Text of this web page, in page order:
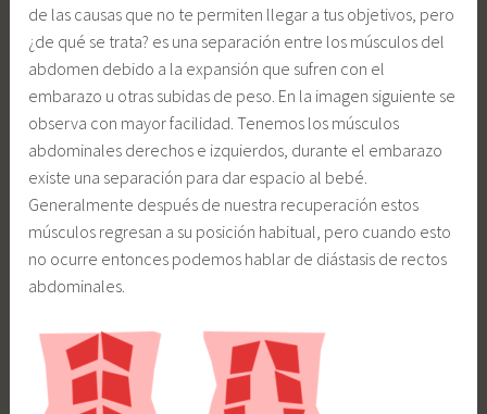
de las causas que no te permiten llegar a tus objetivos, pero
¿de qué se trata? es una separación entre los músculos del
abdomen debido a la expansión que sufren con el
embarazo u otras subidas de peso. En la imagen siguiente se
observa con mayor facilidad. Tenemos los músculos
abdominales derechos e izquierdos, durante el embarazo
existe una separación para dar espacio al bebé.
Generalmente después de nuestra recuperación estos
músculos regresan a su posición habitual, pero cuando esto
no ocurre entonces podemos hablar de diástasis de rectos
abdominales.